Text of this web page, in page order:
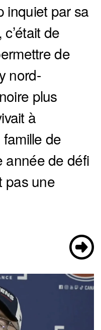
inquiet par sa
de
de
nord-
plus
à
de
année de défi
pas une